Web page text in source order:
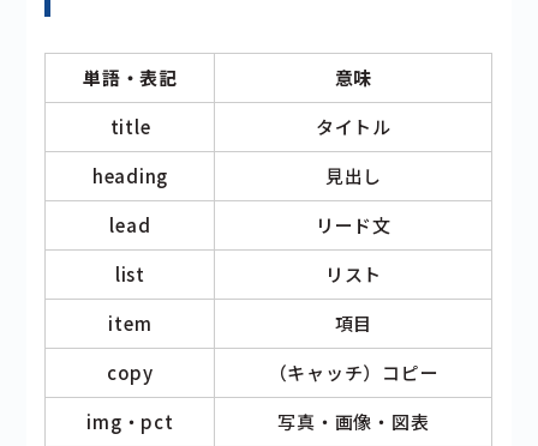
単語・表記
意味
title
タイトル
heading
見出し
lead
リード文
list
リスト
item
項目
copy
（キャッチ）コピー
img・pct
写真・画像・図表